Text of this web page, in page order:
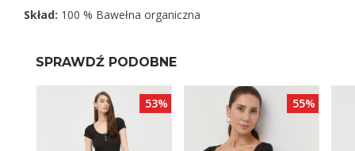
Skład: 100 % Bawełna organiczna
SPRAWDŹ PODOBNE
53% 55%